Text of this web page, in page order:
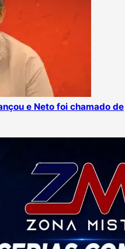
e Neto foi chamado de